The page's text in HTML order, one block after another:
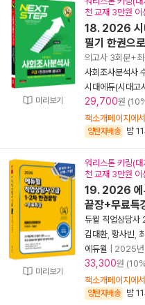
미리보기
천 교재 3만원 이
18. 2026 시
필기 한권으
의고사 3회분+
사회조사분석사
시대에듀(시대고
29,700원
책소개페이지에
양탄자배송 밤 11
미리보기
워리스톤 키링(대
천 교재 3만원 이
19. 2026 에
끝장+무료특
듀윌 직업상담사
김대환 황사빈
에듀윌
2025
33,300원
책소개페이지에
양탄자배송 밤 11